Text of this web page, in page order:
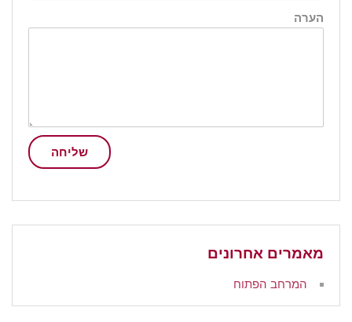
הערה
שליחה
מאמרים אחרונים
סדנת יוגה וטאי מסאג' בשניים